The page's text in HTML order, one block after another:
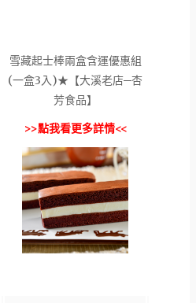
雪藏起士棒兩盒含運優惠組
(一盒3入)★【大溪老店─杏
芳食品】
>>點我看更多詳情<<